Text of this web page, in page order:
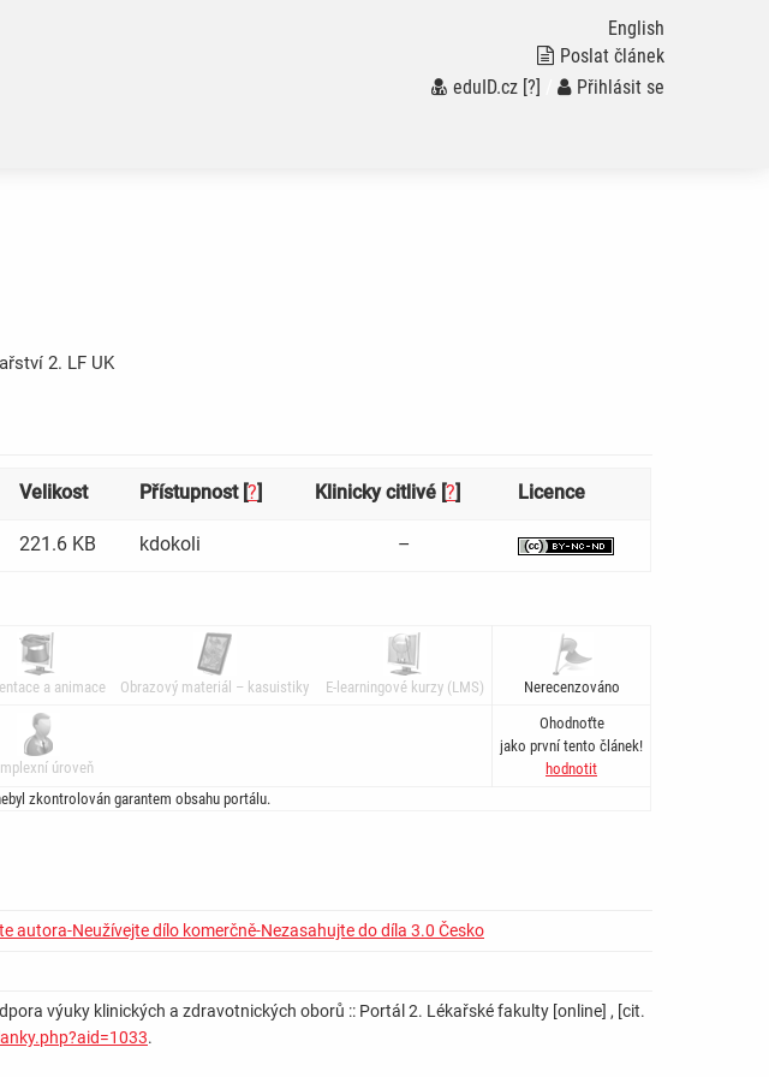
English
Poslat článek
eduID.cz [?] Přihlásit se
2. LF UK
Velikost Přístupnost [?] Klinicky citlivé [?] Licence
221.6 KB kdokoli –
a animace Obrazový materiál – kasuistiky E-learningové kurzy (LMS) Nerecenzováno
úroveň
Ohodnoťte
jako první tento článek!
hodnotit
zkontrolován garantem obsahu portálu.
autora-Neužívejte dílo komerčně-Nezasahujte do díla 3.0 Česko
výuky klinických a zdravotnických oborů :: Portál 2. Lékařské fakulty [online] , [cit.
.